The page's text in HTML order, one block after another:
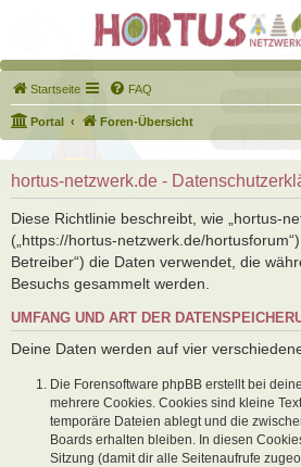
Startseite FAQ
Portal Foren-Übersicht
hortus-netzwerk.de -
Diese Richtlinie beschreibt, wie „hortus-
(„https://hortus-netzwerk.de/
Betreiber“) die Daten verwendet, die
Besuchs gesammelt werden.
UMFANG UND ART DER
Deine Daten werden auf vier
Die Forensoftware phpBB erstellt bei
mehrere Cookies. Cookies sind kleine
temporäre Dateien ablegt und die
Boards erhalten bleiben. In diesen
Sitzung (damit dir alle Seitenaufrufe